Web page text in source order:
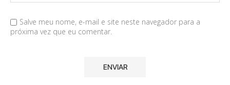
Salve meu nome, e-mail e site neste navegador para a
próxima vez que eu comentar.